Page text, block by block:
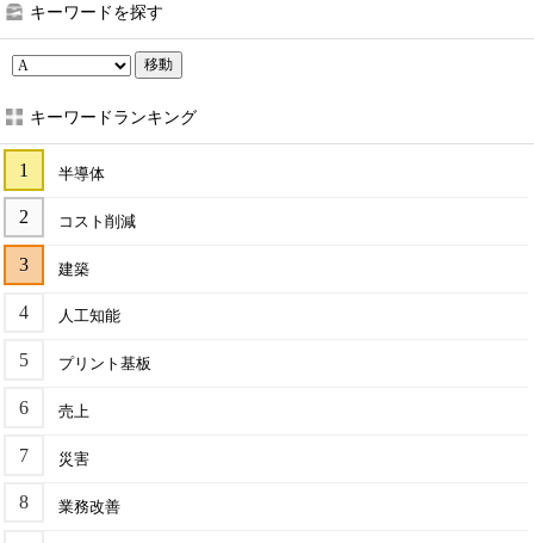
キーワードを探す
移動
キーワードランキング
半導体
コスト削減
建築
人工知能
プリント基板
売上
災害
業務改善